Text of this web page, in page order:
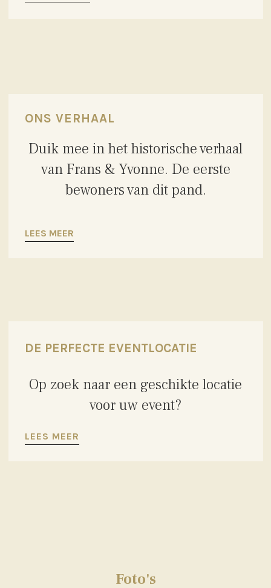
ONS VERHAAL
Duik mee in het historische verhaal
van Frans & Yvonne. De eerste
bewoners van dit pand.
LEES MEER
DE PERFECTE EVENTLOCATIE
Op zoek naar een geschikte locatie
voor uw event?
LEES MEER
Foto's